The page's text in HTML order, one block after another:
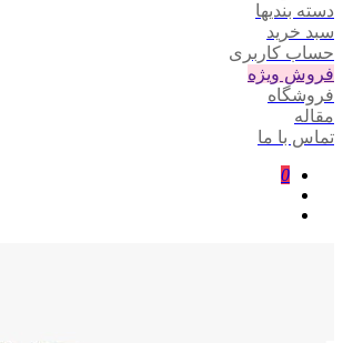
دسته بندیها
سبد خرید
حساب کاربری
فروش ویژه
فروشگاه
مقاله
تماس با ما
0